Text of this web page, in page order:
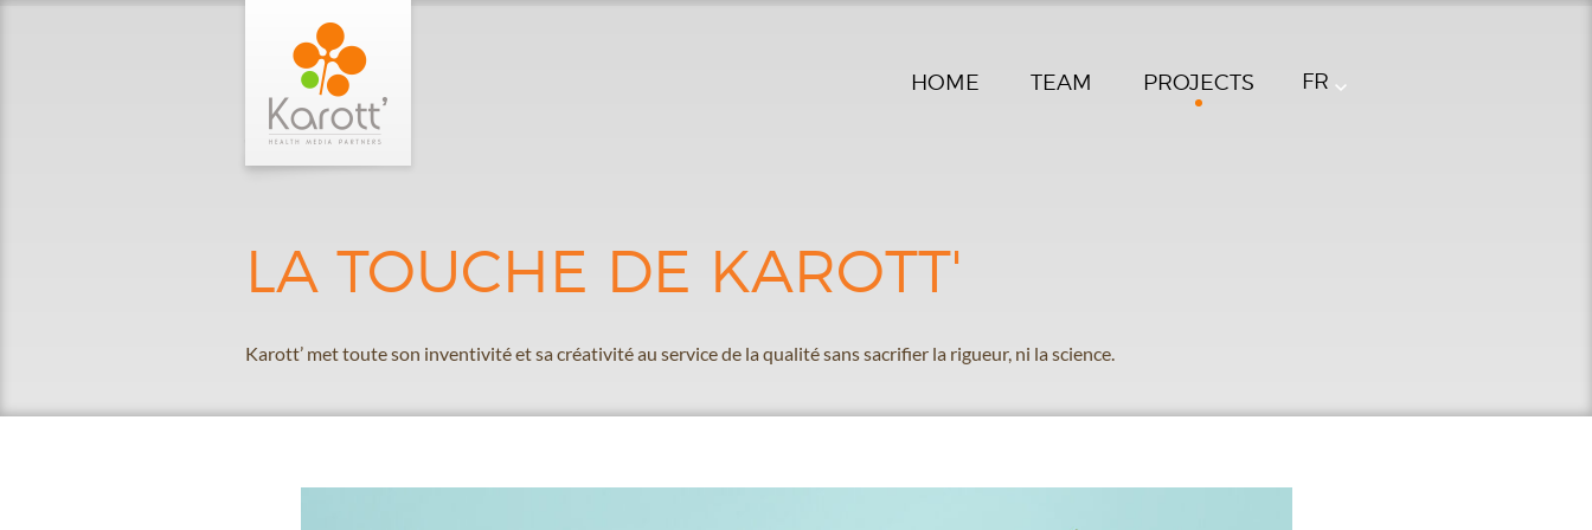
HOME TEAM PROJECTS FR
LA TOUCHE DE KAROTT'
Karott’ met toute son inventivité et sa créativité au service de la qualité sans sacrifier la rigueur, ni la science.